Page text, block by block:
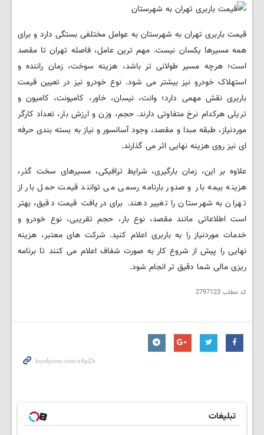
قیمت باربری تهران به شهرستان به عوامل مختلفی بستگی دارد و برای
همه مسیرها یکسان نیست. مهم ترین عامل، فاصله تهران تا مقصد
است؛ هرچه مسیر طولانی تر باشد، هزینه سوخت، زمان راننده و
استهلاک خودرو نیز بیشتر می شود. نوع خودرو نیز در تعیین قیمت
باربری نقش مهمی دارد؛ وانت، نیسان، خاور، کامیونت، کامیون و
تریلی هرکدام نرخ متفاوتی دارند. حجم، وزن و ارزش بار، تعداد کارگر
موردنیاز، طبقه مبدا و مقصد، وجود آسانسور و نیاز به بسته بندی حرفه
ای نیز روی هزینه نهایی اثر می گذارند.
علاوه بر این، زمان بارگیری، شرایط ترافیکی، مسیرهای سخت گذر،
هزینه بیمه بار و صدور بارنامه رسمی می توانند قیمت حمل بار از
تهران به شهرستان را تغییر دهند. برای دریافت قیمت دقیق، بهتر
است اطلاعاتی مانند مقصد، نوع بار، حجم تقریبی، نوع خودرو و
خدمات موردنیاز را به باربری اعلام کنید. شرکت های معتبر، هزینه
نهایی را پیش از شروع کار به صورت شفاف اعلام می کنند تا برنامه
ریزی مالی شما دقیق تر انجام شود.
کد مطلب2797123
تبلیغات